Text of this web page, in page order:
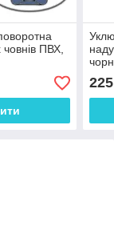
ПВХ,
225